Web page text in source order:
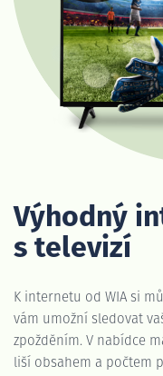
Výhodný
s televizí
K internetu od WIA si
vám umožní sledovat
zpožděním. V nabídce
liší obsahem a počtem